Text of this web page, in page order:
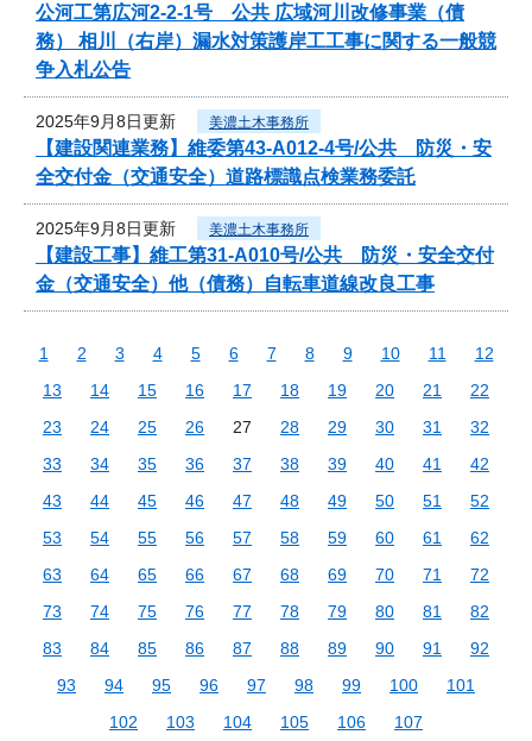
公河工第広河2-2-1号 公共 広域河川改修事業（債
務） 相川（右岸）漏水対策護岸工工事に関する一般競
争入札公告
2025年9月8日更新 美濃土木事務所
【建設関連業務】維委第43-A012-4号/公共 防災・安
全交付金（交通安全）道路標識点検業務委託
2025年9月8日更新 美濃土木事務所
【建設工事】維工第31-A010号/公共 防災・安全交付
金（交通安全）他（債務）自転車道線改良工事
1 2 3 4 5 6 7 8 9 10 11
12
13
14 15 16 17 18 19 20 21
22
23
24 25 26 27 28 29 30 31
32
33
34 35 36 37 38 39 40 41
42
43
44 45 46 47 48 49 50 51
52
53
54 55 56 57 58 59 60 61
62
63
64 65 66 67 68 69 70 71
72
73
74 75 76 77 78 79 80 81
82
83
84 85 86 87 88 89 90 91
92
93
94 95 96 97 98 99 100
101
102
103 104 105 106 107